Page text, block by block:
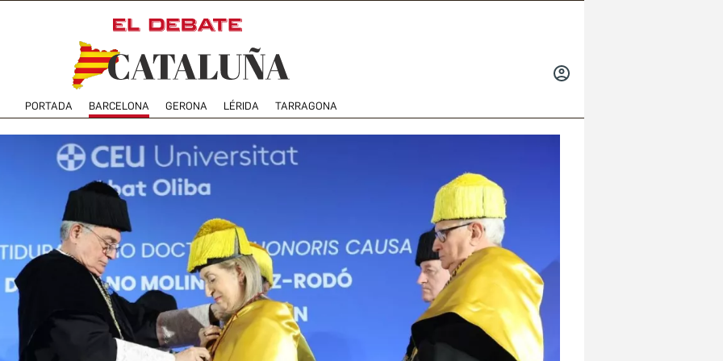
PORTADA BARCELONA GERONA LÉRIDA TARRAGONA